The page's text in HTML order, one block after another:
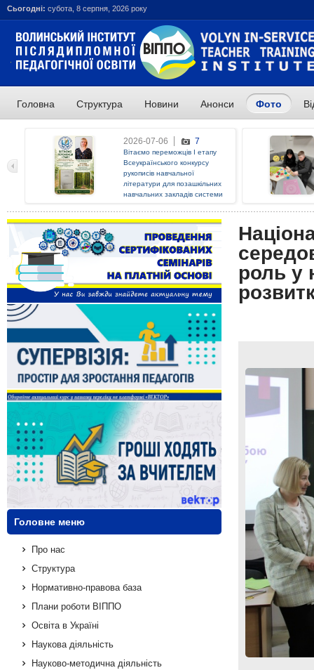
Сьогодні: субота, 8 серпня, 2026 року
Головна Структура Новини Анонси Фото
ОСТАННІ НОВИНИ:
2026-07-06 7
Вітаємо переможців І етапу
Всеукраїнського конкурсу
рукописів навчальної
літератури для позашкільних
навчальних закладів системи
роль у
Головне меню
Про нас
Структура
Нормативно-правова база
Плани роботи ВІППО
Освіта в Україні
Наукова діяльність
Науково-методична діяльність